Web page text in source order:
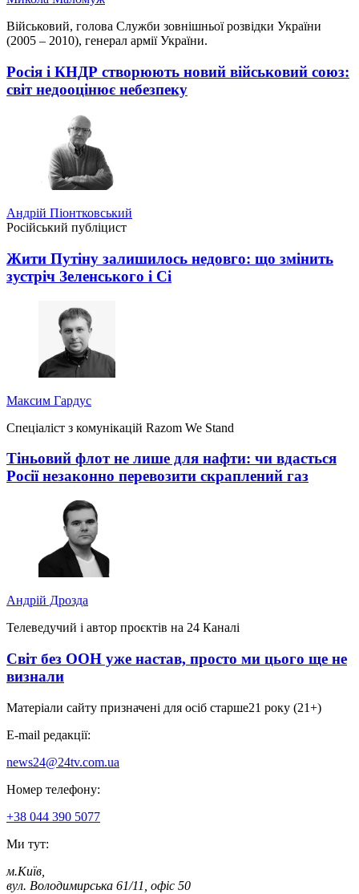
Військовий, голова Служби зовнішньої розвідки України
(2005 – 2010), генерал армії України.
Росія і КНДР створюють новий військовий союз:
світ недооцінює небезпеку
Андрій Піонтковський
Російський публіцист
Жити Путіну залишилось недовго: що змінить
зустріч Зеленського і Сі
Максим Гардус
Спеціаліст з комунікацій Razom We Stand
Тіньовий флот не лише для нафти: чи вдасться
Росії незаконно перевозити скраплений газ
Андрій Дрозда
Телеведучий і автор проєктів на 24 Каналі
Світ без ООН уже настав, просто ми цього ще не
визнали
Матеріали сайту призначені для осіб старше21 року (21+)
E-mail редакції:
news24@24tv.com.ua
Номер телефону:
+38 044 390 5077
Ми тут:
м.Київ
вул. Володимирська 61/11, офіс 50